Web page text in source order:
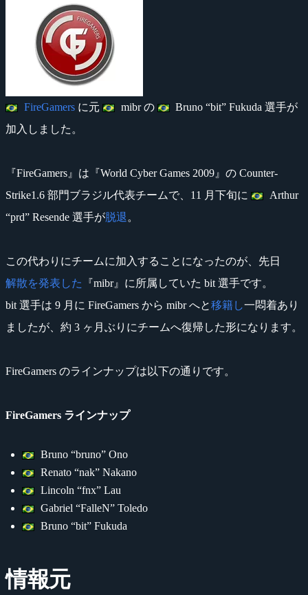
FireGamersに元 mibr の
Bruno “bit” Fukuda 選手が
加入しました。
『FireGamers』は『World Cyber Games 2009』の Counter-
Strike1.6 部門ブラジル代表チームで、11 月下旬に
Arthur
“prd” Resende 選手が脱退 。
この代わりにチームに加入することになったのが、先日
解散を発表した
『mibr』に所属していた bit 選手です。
bit 選手は 9 月に FireGamers から mibr へと移籍し一悶着あり
ましたが、約 3 ヶ月ぶりにチームへ復帰した形になります。
FireGamers のラインナップは以下の通りです。
FireGamers ラインナップ
Bruno “bruno” Ono
Renato “nak” Nakano
Lincoln “fnx” Lau
Gabriel “FalleN” Toledo
Bruno “bit” Fukuda
情報元